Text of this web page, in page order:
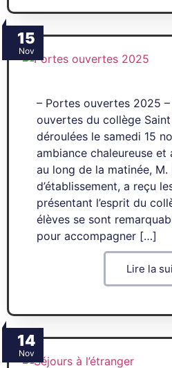
15
Nov
– Portes ouvertes 2025
ouvertes du collège
déroulées le samedi 15
ambiance chaleureuse et
au long de la matinée, M.
d’établissement, a reçu
présentant l’esprit du
élèves se sont
pour accompagner […]
Lire la
14
Nov